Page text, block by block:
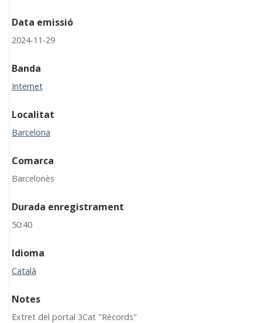
Data emissió
2024-11-29
Banda
Internet
Localitat
Barcelona
Comarca
Barcelonès
Durada enregistrament
50:40
Idioma
Català
Notes
Extret del portal 3Cat "Rècords"